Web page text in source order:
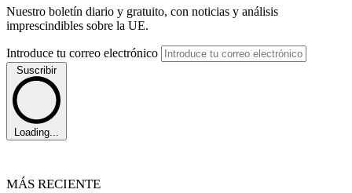
Nuestro boletín diario y gratuito, con noticias y análisis
imprescindibles sobre la UE.
Introduce tu correo electrónico
Suscribir
Loading...
MÁS RECIENTE